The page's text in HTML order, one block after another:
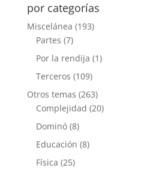
por categorías
Miscelánea (193)
Partes (7)
Por la rendija (1)
Terceros (109)
Otros temas (263)
Complejidad (20)
Dominó(8)
Educación (8)
Física (25)